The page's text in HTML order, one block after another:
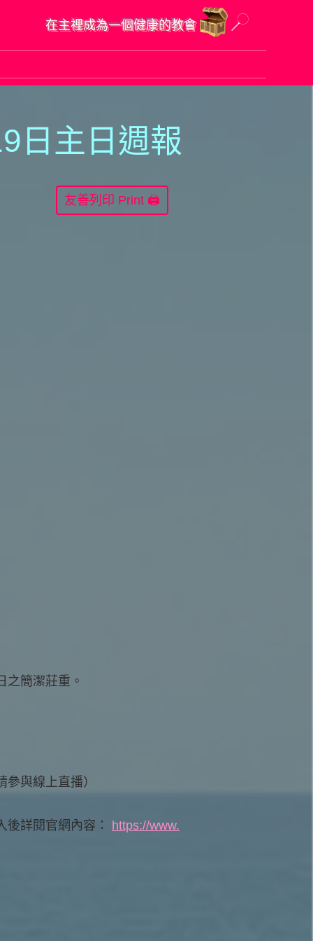
在主裡成為一個健康的教會
9日主日週報
Print 🖨
之簡潔莊重。
與線上直播）
後詳閱官網內容： https://www.